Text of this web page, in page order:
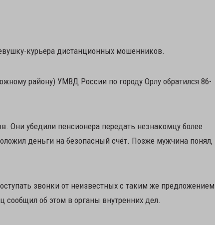
курьера дистанционных мошенников.
району) УМВД России по городу Орлу обратился 86-
Они убедили пенсионера передать незнакомцу более
деньги на безопасный счёт. Позже мужчина понял,
звонки от неизвестных с таким же предложением
сообщил об этом в органы внутренних дел.